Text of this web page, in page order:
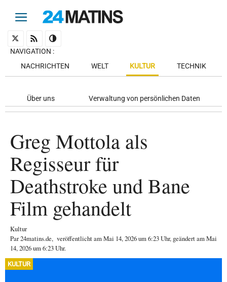
NAVIGATION :
NACHRICHTEN
WELT KULTUR TECHNIK
Über uns Verwaltung von persönlichen Daten
Greg Mottola als
Regisseur für
Deathstroke und Bane
Film gehandelt
Kultur
Par24matins.de, veröffentlicht amMai 14, 2026um 6:23 Uhr, geändert am Mai
14, 2026 um 6:23 Uhr.
KULTUR